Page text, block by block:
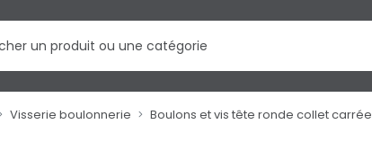
Visserie boulonnerie
Boulons et vis tête ronde collet carrée